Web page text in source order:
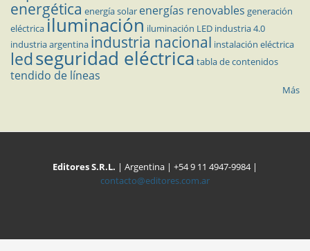
energética energía solar energías renovables generación
eléctricailuminación iluminación LED industria 4.0
industria argentina industria nacional instalación eléctrica
ledseguridad eléctrica tabla de contenidos
tendido de líneas
Más
Editores S.R.L. | Argentina | +54 9 11 4947-9984 |
contacto@editores.com.ar